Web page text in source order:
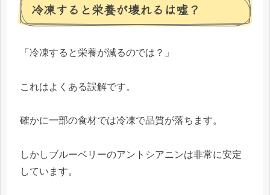
冷凍すると栄養が壊れるは嘘？
「冷凍すると栄養が減るのでは？」
これはよくある誤解です。
確かに一部の食材では冷凍で品質が落ちます。
しかしブルーベリーのアントシアニンは非常に安定
しています。